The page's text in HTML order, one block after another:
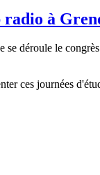
radio à
se déroule le
ces journées